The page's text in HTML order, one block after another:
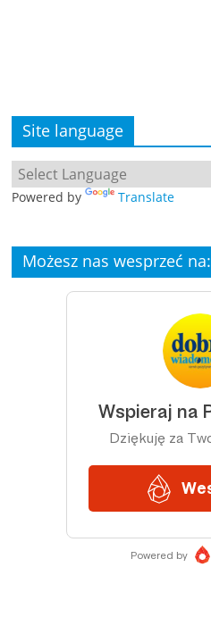
Site language
Powered by Translate
Możesz nas wesprzeć na: